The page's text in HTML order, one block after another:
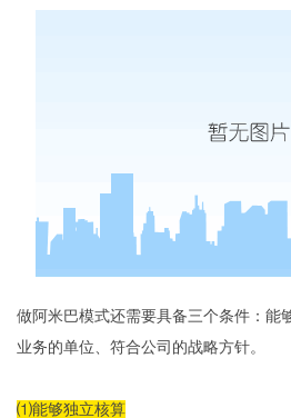
做阿米巴模式还需要具备三个条件：能
业务的单位、符合公司的战略方针。
⑴能够独立核算